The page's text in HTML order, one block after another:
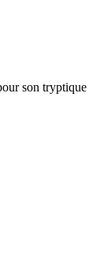
son tryptique